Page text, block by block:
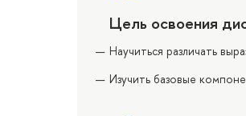
Цель освоения
Научиться различать
Изучить базовые